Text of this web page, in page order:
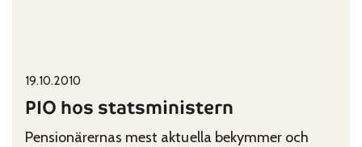
Published on:
19.10.2010
PIO hos statsministern
Pensionärernas mest aktuella bekymmer och
Categories: